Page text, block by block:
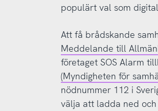
populärt val som
Att få brådskande
Meddelande till
företaget SOS Alarm
(Myndigheten för
nödnummer 112 i
välja att ladda ned